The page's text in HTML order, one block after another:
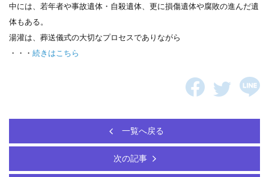
中には、若年者や事故遺体・自殺遺体、更に損傷遺体や腐敗の進んだ遺
体もある。
湯灌は、葬送儀式の大切なプロセスでありながら
・・・ 続きはこちら
一覧へ戻る
次の記事